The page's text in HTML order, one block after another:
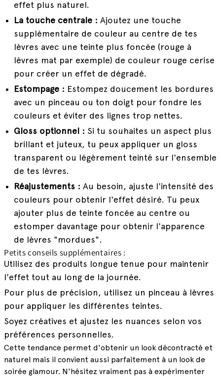
effet plus naturel.
La touche centrale : Ajoutez une touche
supplémentaire de couleur au centre de tes
lèvres avec une teinte plus foncée (rouge à
lèvres mat par exemple) de couleur rouge cerise
pour créer un effet de dégradé.
Estompage : Estompez doucement les bordures
avec un pinceau ou ton doigt pour fondre les
couleurs et éviter des lignes trop nettes.
Gloss optionnel : Si tu souhaites un aspect plus
brillant et juteux, tu peux appliquer un gloss
transparent ou légèrement teinté sur l'ensemble
de tes lèvres.
Réajustements : Au besoin, ajuste l'intensité des
couleurs pour obtenir l'effet désiré. Tu peux
ajouter plus de teinte foncée au centre ou
estomper davantage pour obtenir l'apparence
de lèvres "mordues".
Petits conseils supplémentaires :
Utilisez des produits longue tenue pour maintenir
l'effet tout au long de la journée.
Pour plus de précision, utilisez un pinceau à lèvres
pour appliquer les différentes teintes.
Soyez créatives et ajustez les nuances selon vos
préférences personnelles.
Cette tendance permet d'obtenir un look décontracté et
naturel mais il convient aussi parfaitement à un look de
soirée glamour. N'hésitez vraiment pas à expérimenter